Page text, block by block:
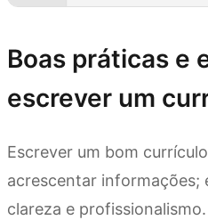
Boas práticas e
escrever um
Escrever um bom
acrescentar informações;
clareza e